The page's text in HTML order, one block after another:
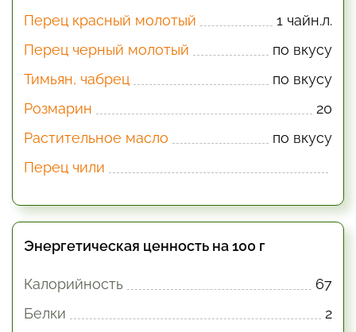
Перец красный молотый
1 чайн.л.
Перец черный молотый
по вкусу
Тимьян, чабрец
по вкусу
Розмарин
20
Растительное масло
по вкусу
Перец чили
Энергетическая ценность на 100 г
Калорийность
67
Белки
2